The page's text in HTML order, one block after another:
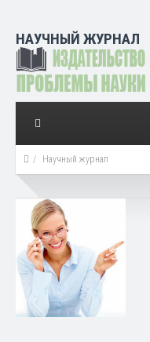
НАУЧНЫЙ ЖУРНАЛ
Научный журнал